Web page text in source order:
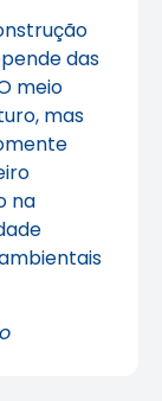
das
meio
mas
na